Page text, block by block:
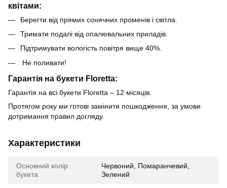
квітами:
Берегти від прямих сонячних променів і світла.
Тримати подалі від опалювальних приладів.
Підтримувати вологість повітря вище 40%.
Не поливати!
Гарантія на букети Floretta:
Гарантія на всі букети Floretta – 12 місяців.
Протягом року ми готові замінити пошкодження, за умови
дотримання правил догляду.
Характеристики
Основний колір
букета
Червоний, Помаранчевий,
Зелений